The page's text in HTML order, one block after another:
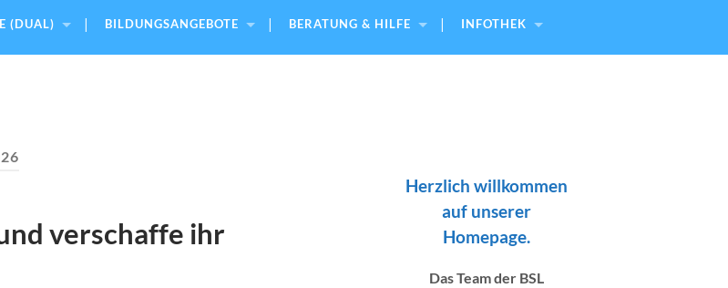
(DUAL) BILDUNGSANGEBOTE BERATUNG & HILFE INFOTHEK
verschaffe ihr
Herzlich willkommen
auf unserer
Homepage.
Das Team der BSL